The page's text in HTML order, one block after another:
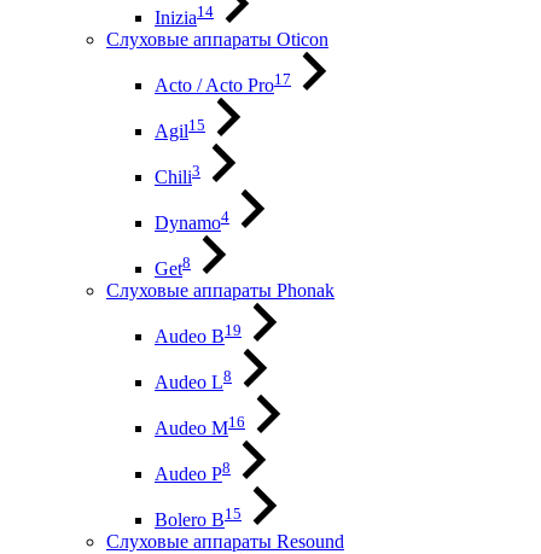
Inizia14
Слуховые аппараты Oticon
Acto / Acto Pro17
Agil15
Chili3
Dynamo4
Get8
Слуховые аппараты Phonak
Audeo B19
Audeo L8
Audeo М16
Audeo P8
Bolero B15
Слуховые аппараты Resound